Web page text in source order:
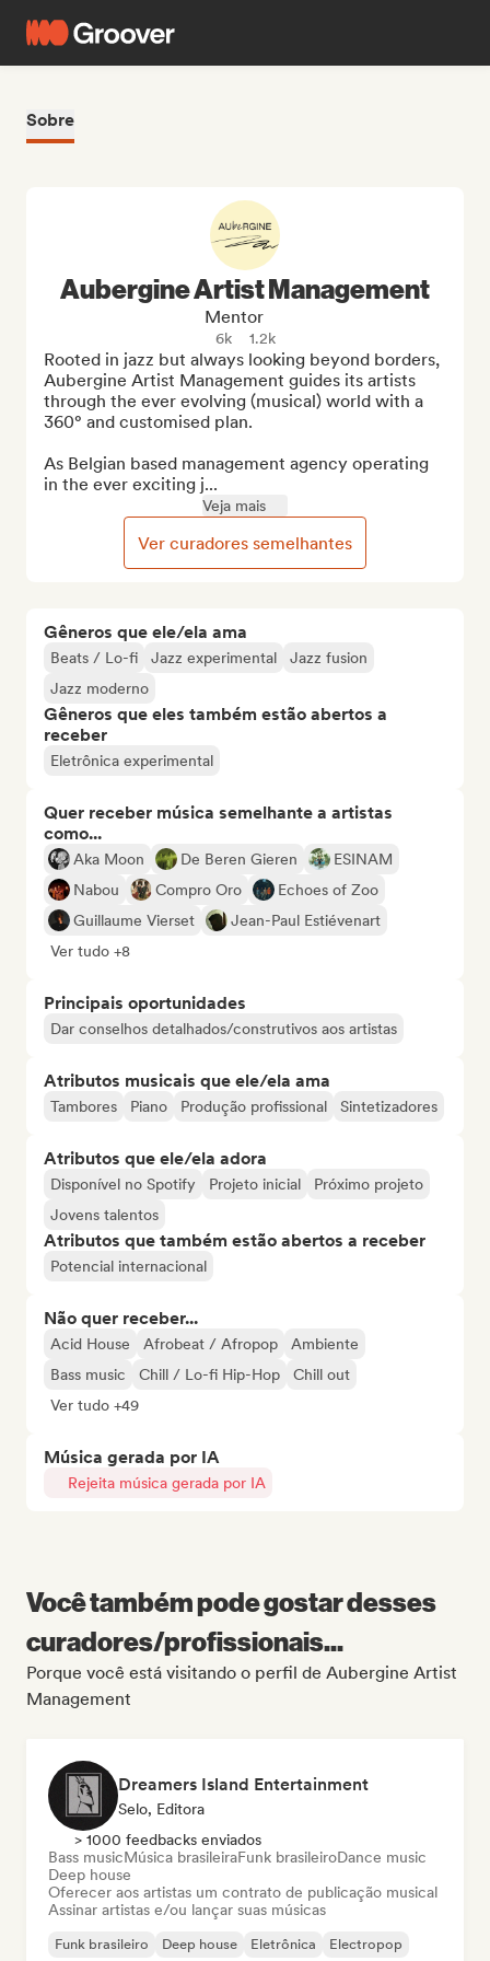
Sobre
Gêneros que ele/ela ama
Beats / Lo-fi Jazz experimental
Jazz fusion
Jazz moderno
Gêneros que eles também estão abertos a
receber
Eletrônica experimental
Quer receber música semelhante a artistas
como...
Aka Moon De Beren Gieren
ESINAM
Nabou
Compro Oro
Echoes of Zoo
Guillaume Vierset
Jean-Paul Estiévenart
Ver tudo +8
Principais oportunidades
Dar conselhos detalhados/construtivos aos artistas
Atributos musicais que ele/ela ama
Tambores Piano Produção profissional Sintetizadores
Atributos que ele/ela adora
Disponível no Spotify Projeto inicial
Próximo projeto
Jovens talentos
Atributos que também estão abertos a receber
Potencial internacional
Não quer receber...
Acid House Afrobeat / Afropop
Ambiente
Bass music
Chill / Lo-fi Hip-Hop
Chill out
Ver tudo +49
Música gerada por IA
Rejeita música gerada por IA
Aubergine Artist Management
Mentor
6k 1.2k
Rooted in jazz but always looking beyond borders,
Aubergine Artist Management guides its artists
through the ever evolving (musical) world with a
360° and customised plan.
As Belgian based management agency operating
in the ever exciting j...
Veja mais
Ver curadores semelhantes
Você também pode gostar desses
curadores/profissionais...
Porque você está visitando o perfil de Aubergine Artist
Management
Dreamers Island Entertainment
Selo, Editora
> 1000 feedbacks enviados
Bass musicMúsica brasileiraFunk brasileiroDance music
Deep house
Oferecer aos artistas um contrato de publicação musical
Assinar artistas e/ou lançar suas músicas
Funk brasileiro Deep house Eletrônica Electropop